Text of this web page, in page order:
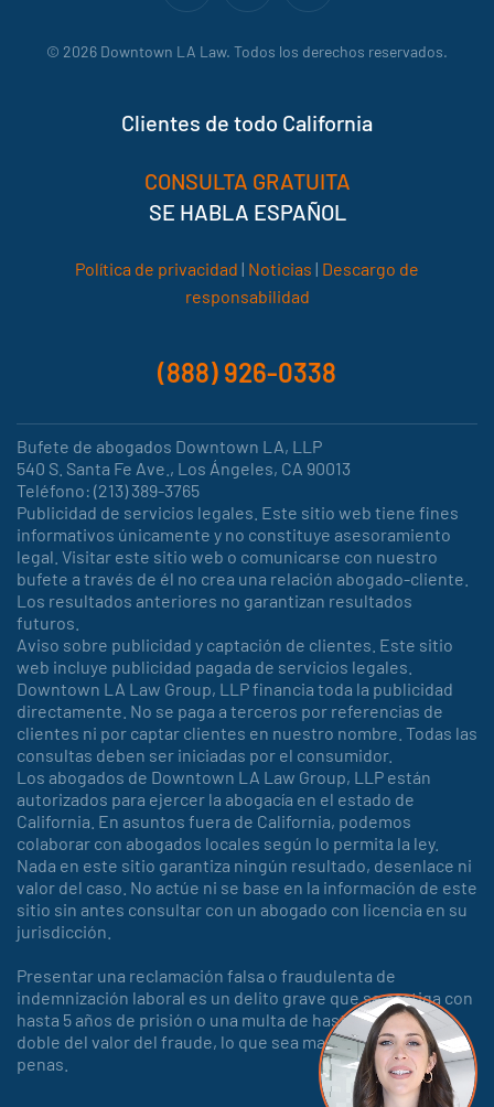
© 2026 Downtown LA Law. Todos los derechos reservados.
Clientes de todo California
CONSULTA GRATUITA
SE HABLA ESPAÑOL
Política de privacidad | Noticias | Descargo de
responsabilidad
(888) 926-0338
Bufete de abogados Downtown LA, LLP
540 S. Santa Fe Ave., Los Ángeles, CA 90013
Teléfono: (213) 389-3765
Publicidad de servicios legales. Este sitio web tiene fines
informativos únicamente y no constituye asesoramiento
legal. Visitar este sitio web o comunicarse con nuestro
bufete a través de él no crea una relación abogado-cliente.
Los resultados anteriores no garantizan resultados
futuros.
Aviso sobre publicidad y captación de clientes. Este sitio
web incluye publicidad pagada de servicios legales.
Downtown LA Law Group, LLP financia toda la publicidad
directamente. No se paga a terceros por referencias de
clientes ni por captar clientes en nuestro nombre. Todas las
consultas deben ser iniciadas por el consumidor.
Los abogados de Downtown LA Law Group, LLP están
autorizados para ejercer la abogacía en el estado de
California. En asuntos fuera de California, podemos
colaborar con abogados locales según lo permita la ley.
Nada en este sitio garantiza ningún resultado, desenlace ni
valor del caso. No actúe ni se base en la información de este
sitio sin antes consultar con un abogado con licencia en su
jurisdicción.
Presentar una reclamación falsa o fraudulenta de
indemnización laboral es un delito grave que se castiga con
hasta 5 años de prisión o una multa de hasta 150.000 o el
doble del valor del fraude, lo que sea mayor, o con ambas
penas.